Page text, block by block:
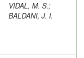
VIDAL, M. S.;
BALDANI, J. I.